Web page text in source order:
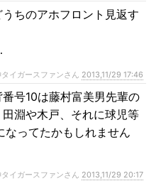
ちのアホフロント見返す
イガースファンさん 2013,11/29 17:46
号10は藤村富美男先輩の
淵や木戸、それに球児等
なってたかもしれません
イガースファンさん 2013,11/29 20:17